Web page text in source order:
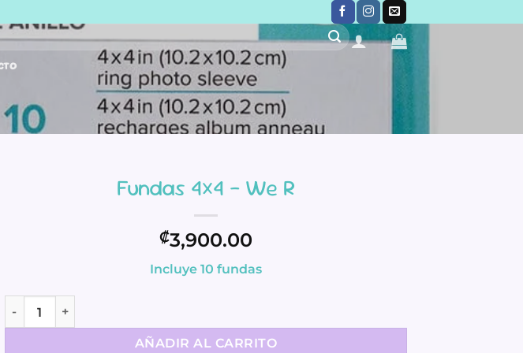
Fundas 4×4 – We R
₡3,900.00
Incluye 10 fundas
AÑADIR AL CARRITO